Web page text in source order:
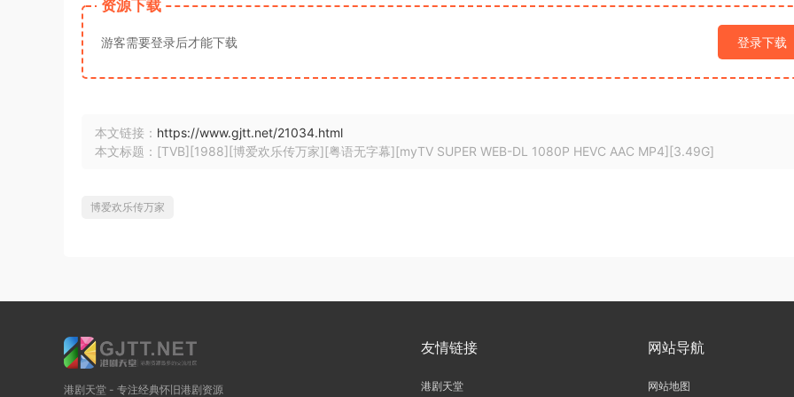
资源下载
游客需要登录后才能下载 登录下载
本文链接： https://www.gjtt.net/21034.html
本文标题：[TVB][1988][博爱欢乐传万家][粤语无字幕][myTV SUPER WEB-DL 1080P HEVC AAC MP4][3.49G]
博爱欢乐传万家
港剧天堂 - 专注经典怀旧港剧资源
友情链接
港剧天堂
网站导航
网站地图